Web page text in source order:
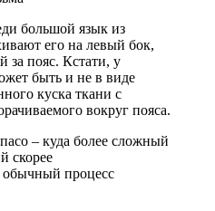
большой язык из
его на левый бок,
за пояс. Кстати, у
быть и не в виде
куска ткани с
вокруг пояса.
– куда более сложный
скорее
обычный процесс